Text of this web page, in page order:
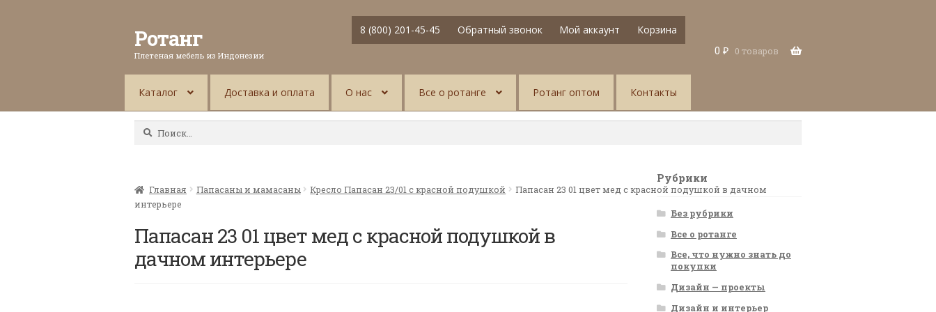
Ротанг
Плетеная мебель из Индонезии
8 (800) 201-45-45 Обратный звонок Мой аккаунт
Корзина
0 ₽ 0 товаров
Каталог Доставка и оплата О нас Все о ротанге Ротанг оптом Контакты
Найти:
Главная Папасаны и мамасаны Кресло Папасан 23/01 с красной подушкой
Папасан 23 01 цвет мед с красной подушкой в дачном
интерьере
Папасан 23 01 цвет мед с красной подушкой в
дачном интерьере
Рубрики
Без рубрики
Все о ротанге
Все, что нужно знать до
покупки
Дизайн — проекты
Дизайн и интерьер